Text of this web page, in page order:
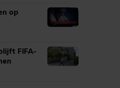
op
FIFA-